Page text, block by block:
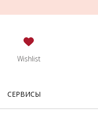
Wishlist
СЕРВИСЫ